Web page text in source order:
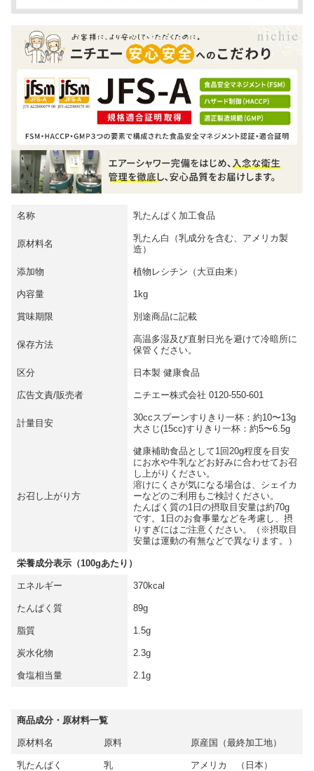
名称 乳たんぱく加工食品
原材料名
乳たん白（乳成分を含む、アメリカ製
造）
添加物 植物レシチン（大豆由来）
内容量 1kg
賞味期限 別途商品に記載
保存方法
高温多湿及び直射日光を避けて冷暗所に
保管ください。
区分 日本製 健康食品
広告文責/販売者 ニチエー株式会社 0120-550-601
計量目安
30ccスプーンすりきり一杯：約10〜13g
大さじ(15cc)すりきり一杯：約5〜6.5g
お召し上がり方
健康補助食品として1回20g程度を目安
にお水や牛乳などお好みに合わせてお召
し上がりください。
溶けにくさが気になる場合は、シェイカ
ーなどのご利用もご検討ください。
たんぱく質の1日の摂取目安量は約70g
です。1日のお食事量などを考慮し、摂
りすぎにはご注意ください。（※摂取目
安量は運動の有無などで異なります。）
栄養成分表示（100gあたり）
エネルギー 370kcal
たんぱく質 89g
脂質 1.5g
炭水化物 2.3g
食塩相当量 2.1g
商品成分・原材料一覧
原材料名 原料 原産国（最終加工地）
乳たんぱく 乳 アメリカ （日本）